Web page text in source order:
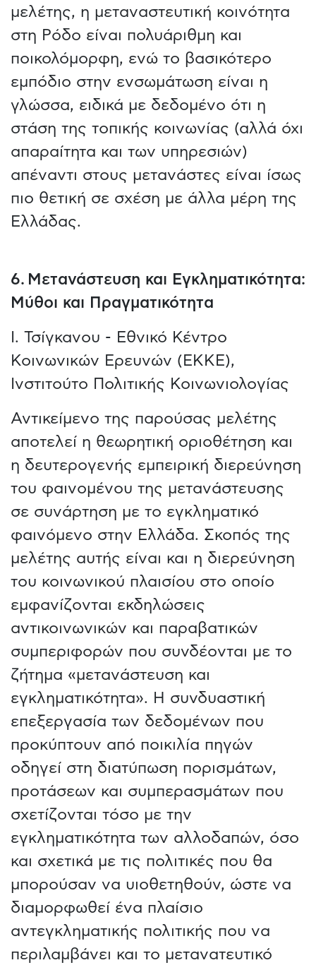
μελέτης, η μεταναστευτική κοινότητα
στη Ρόδο είναι πολυάριθμη και
ποικολόμορφη, ενώ το βασικότερο
εμπόδιο στην ενσωμάτωση είναι η
γλώσσα, ειδικά με δεδομένο ότι η
στάση της τοπικής κοινωνίας (αλλά όχι
απαραίτητα και των υπηρεσιών)
απέναντι στους μετανάστες είναι ίσως
πιο θετική σε σχέση με άλλα μέρη της
Ελλάδας.
6. Μετανάστευση και Εγκληματικότητα:
Μύθοι και Πραγματικότητα
Ι. Τσίγκανου - Εθνικό Κέντρο
Κοινωνικών Ερευνών (ΕΚΚΕ),
Ινστιτούτο Πολιτικής Κοινωνιολογίας
Αντικείμενο της παρούσας μελέτης
αποτελεί η θεωρητική οριοθέτηση και
η δευτερογενής εμπειρική διερεύνηση
του φαινομένου της μετανάστευσης
σε συνάρτηση με το εγκληματικό
φαινόμενο στην Ελλάδα. Σκοπός της
μελέτης αυτής είναι και η διερεύνηση
του κοινωνικού πλαισίου στο οποίο
εμφανίζονται εκδηλώσεις
αντικοινωνικών και παραβατικών
συμπεριφορών που συνδέονται με το
ζήτημα «μετανάστευση και
εγκληματικότητα». Η συνδυαστική
επεξεργασία των δεδομένων που
προκύπτουν από ποικιλία πηγών
οδηγεί στη διατύπωση πορισμάτων,
προτάσεων και συμπερασμάτων που
σχετίζονται τόσο με την
εγκληματικότητα των αλλοδαπών, όσο
και σχετικά με τις πολιτικές που θα
μπορούσαν να υιοθετηθούν, ώστε να
διαμορφωθεί ένα πλαίσιο
αντεγκληματικής πολιτικής που να
περιλαμβάνει και το μετανατευτικό